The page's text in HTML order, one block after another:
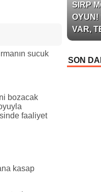
sucuk
bozacak
faaliyet
kasap
SIRP
OYUN!
VAR,
SON